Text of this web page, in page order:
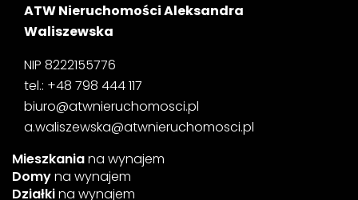
ATW Nieruchomości Aleksandra
Waliszewska
NIP 8222155776
tel.: +48 798 444 117
biuro@atwnieruchomosci.pl
a.waliszewska@atwnieruchomosci.pl
Mieszkaniana wynajem
Domyna wynajem
Działkina wynajem